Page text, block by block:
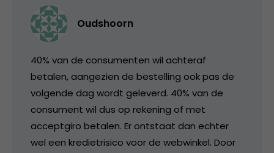
Oudshoorn
40% van de consumenten wil achteraf
betalen, aangezien de bestelling ook pas de
volgende dag wordt geleverd. 40% van de
consument wil dus op rekening of met
acceptgiro betalen. Er ontstaat dan echter
wel een kredietrisico voor de webwinkel. Door